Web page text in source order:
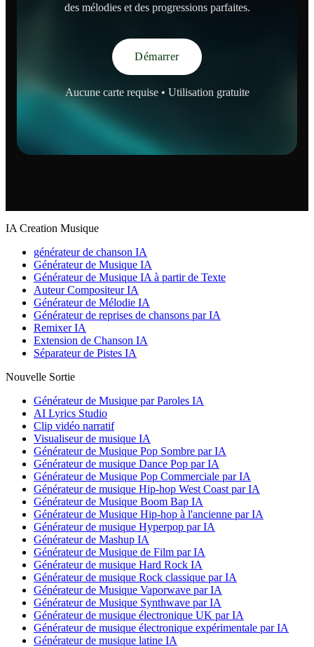
des mélodies et des progressions parfaites.
Démarrer
Aucune carte requise • Utilisation gratuite
IA Creation Musique
générateur de chanson IA
Générateur de Musique IA
Générateur de Musique IA à partir de Texte
Auteur Compositeur IA
Générateur de Mélodie IA
Générateur de reprises de chansons par IA
Remixer IA
Extension de Chanson IA
Séparateur de Pistes IA
Nouvelle Sortie
Générateur de Musique par Paroles IA
AI Lyrics Studio
Clip vidéo narratif
Visualiseur de musique IA
Générateur de Musique Pop Sombre par IA
Générateur de musique Dance Pop par IA
Générateur de Musique Pop Commerciale par IA
Générateur de musique Hip-hop West Coast par IA
Générateur de Musique Boom Bap IA
Générateur de Musique Hip-hop à l'ancienne par IA
Générateur de musique Hyperpop par IA
Générateur de Mashup IA
Générateur de Musique de Film par IA
Générateur de musique Hard Rock IA
Générateur de musique Rock classique par IA
Générateur de Musique Vaporwave par IA
Générateur de Musique Synthwave par IA
Générateur de musique électronique UK par IA
Générateur de musique électronique expérimentale par IA
Générateur de musique latine IA